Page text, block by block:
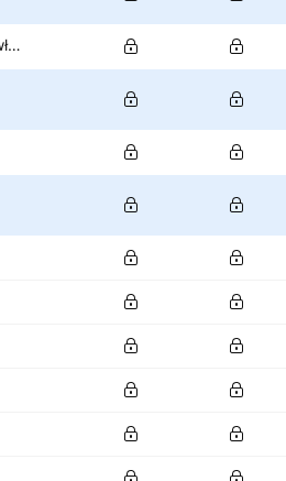
Koszty operacyjne (z wyłączeniem kosztów własnych sprzedaży)